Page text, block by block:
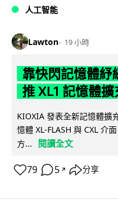
人工智能
Lawton 19 小時
靠快閃記憶體紓
推 XL1 記憶體擴
KIOXIA 發表全新記憶體擴
憶體 XL-FLASH 與 CXL 介
方...
閱讀全文
79 5 ↗ 分享